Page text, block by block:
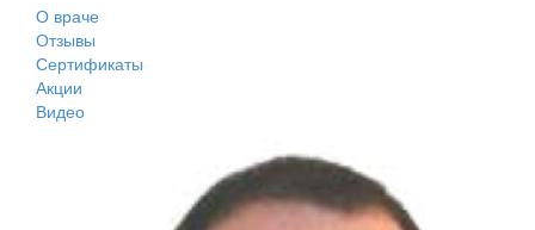
О враче
Отзывы
Сертификаты
Акции
Видео